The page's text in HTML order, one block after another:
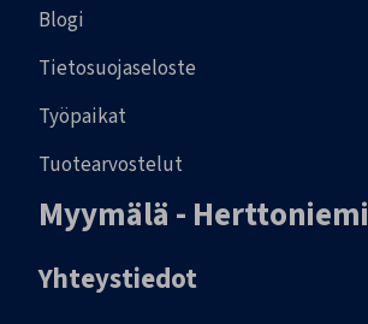
Blogi
Tietosuojaseloste
Työpaikat
Tuotearvostelut
Myymälä - Herttoniemi
Yhteystiedot